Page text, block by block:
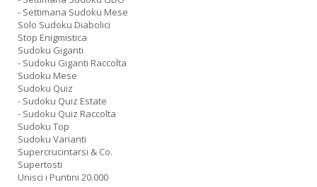
- Settimana Sudoku Mese
Solo Sudoku Diabolici
Stop Enigmistica
Sudoku Giganti
- Sudoku Giganti Raccolta
Sudoku Mese
Sudoku Quiz
- Sudoku Quiz Estate
- Sudoku Quiz Raccolta
Sudoku Top
Sudoku Varianti
Supercrucintarsi & Co.
Supertosti
Unisci i Puntini 20.000